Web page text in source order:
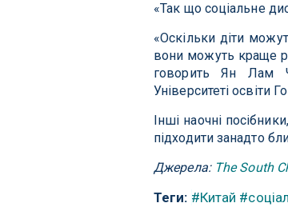
«Так що соціальне
«Оскільки діти
вони можуть краще
говорить Ян Лам
Університеті освіти
Інші наочні
підходити занадто
Джерела: The South
Теги: #Китай